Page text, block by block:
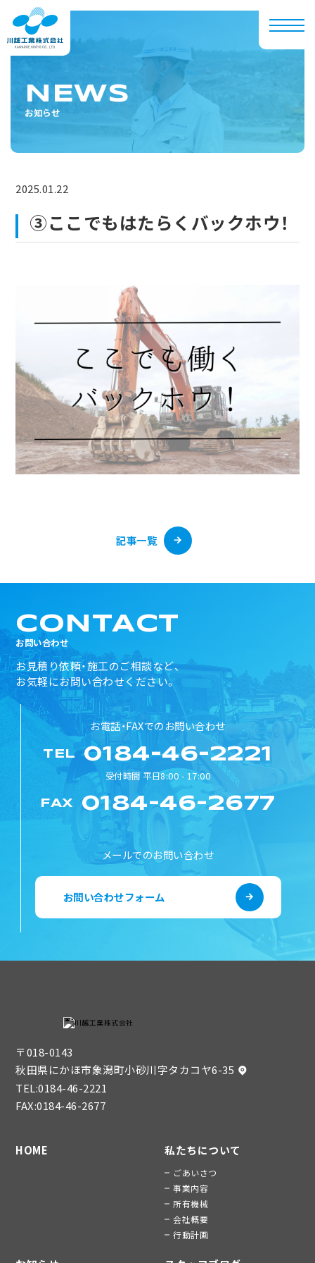
NEWS
お知らせ
2025.01.22
③ここでもはたらくバックホウ！
記事一覧
CONTACT
お問い合わせ
お見積り依頼・施工のご相談など、
お気軽にお問い合わせください。
お電話・FAXでのお問い合わせ
TEL 0184-46-2221
受付時間 平日8:00 - 17:00
FAX 0184-46-2677
メールでのお問い合わせ
お問い合わせフォーム
〒018-0143
秋田県にかほ市象潟町小砂川字タカコヤ6-35
TEL:0184-46-2221
FAX:0184-46-2677
HOME 私たちについて
ごあいさつ
事業内容
所有機械
会社概要
行動計画